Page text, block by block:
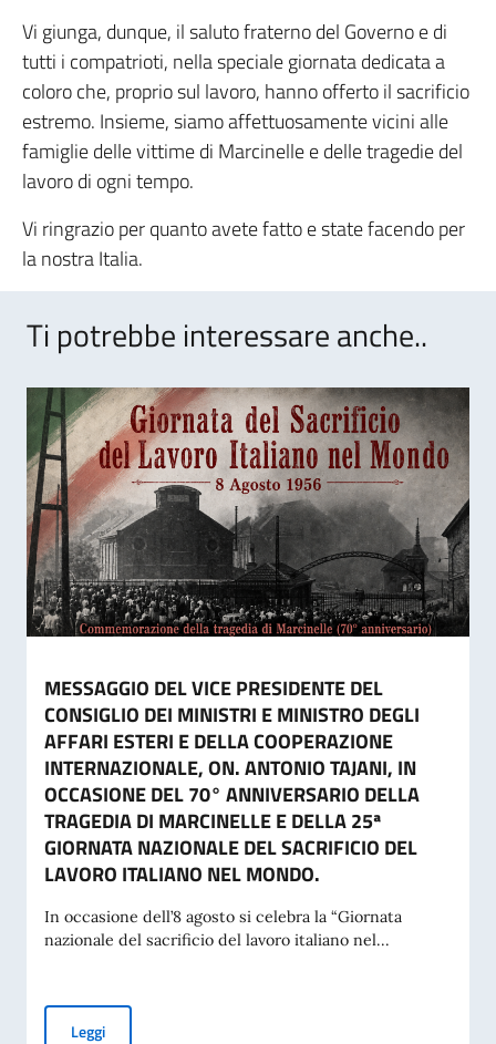
Vi giunga, dunque, il saluto fraterno del Governo e di
tutti i compatrioti, nella speciale giornata dedicata a
coloro che, proprio sul lavoro, hanno offerto il sacrificio
estremo. Insieme, siamo affettuosamente vicini alle
famiglie delle vittime di Marcinelle e delle tragedie del
lavoro di ogni tempo.
Vi ringrazio per quanto avete fatto e state facendo per
la nostra Italia.
Ti potrebbe interessare anche..
MESSAGGIO DEL VICE PRESIDENTE DEL
CONSIGLIO DEI MINISTRI E MINISTRO DEGLI
AFFARI ESTERI E DELLA COOPERAZIONE
INTERNAZIONALE, ON. ANTONIO TAJANI, IN
OCCASIONE DEL 70° ANNIVERSARIO DELLA
TRAGEDIA DI MARCINELLE E DELLA 25ª
GIORNATA NAZIONALE DEL SACRIFICIO DEL
LAVORO ITALIANO NEL MONDO.
In occasione dell’8 agosto si celebra la “Giornata
nazionale del sacrificio del lavoro italiano nel...
LeggiMESSAGGIO DEL VICE PRESIDENTE DEL CONSIGLIO DEI